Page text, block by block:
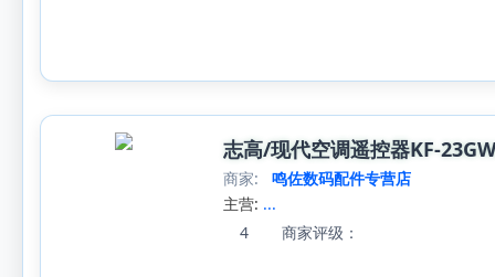
志高/现代空调遥控器KF-
商家:
鸣佐数码配件专营店
主营: ...
4
商家评级：